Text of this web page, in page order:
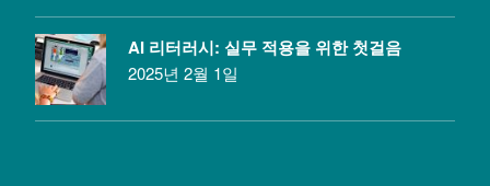
AI 리터러시: 실무 적용을 위한 첫걸음
2025년 2월 1일